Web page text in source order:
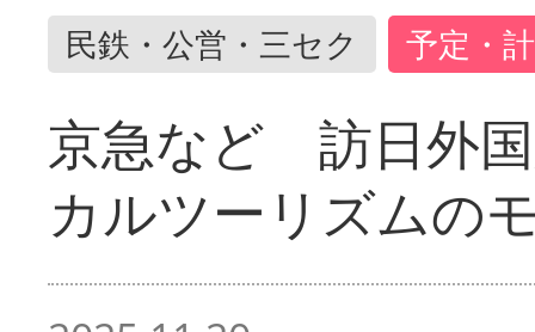
民鉄・公営・三セク 予定・
京急など 訪日外
カルツーリズムの